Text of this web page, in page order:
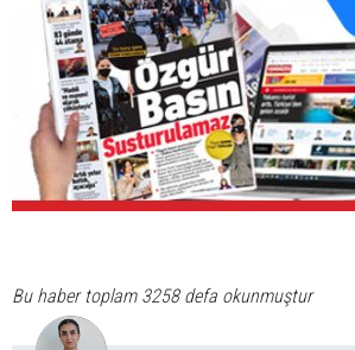
Bu haber toplam 3258 defa okunmuştur